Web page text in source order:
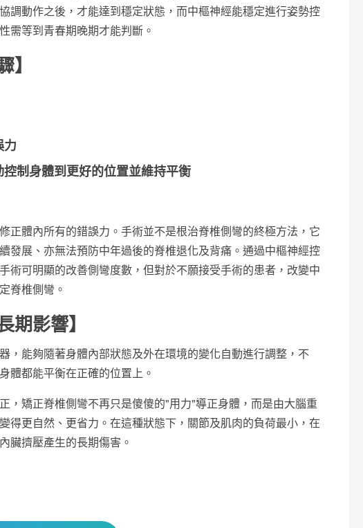
調動作之後，才能達到穩定狀態，而中樞神經能穩定進行姿勢控
需等到青春期晚期才能判斷。
】
力
制身體到更好的位置並維持平衡
正體內所有的錯誤力。手術並不是根治脊椎側彎的終極方法，它
發展、亦無法預防中年過後的脊椎退化及背痛。通過中樞神經控
術可明顯的改善側彎度數，但對於不願接受手術的患者，改變中
脊椎側彎。
期影響】
，能夠隨著身體內部狀態及外在環境的變化自動進行調整，不
體都能平衡在正確的位置上。
，矯正脊椎側彎不再只是傻傻的"用力"導正身體，而是由大腦重
得更自然、更省力。在這種狀態下，關節及肌肉的負荷最小，在
臟擠壓產生的長期傷害。